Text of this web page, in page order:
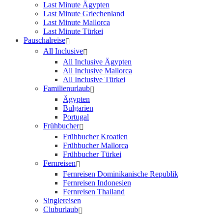
Last Minute Ägypten
Last Minute Griechenland
Last Minute Mallorca
Last Minute Türkei
Pauschalreise
All Inclusive
All Inclusive Ägypten
All Inclusive Mallorca
All Inclusive Türkei
Familienurlaub
Ägypten
Bulgarien
Portugal
Frühbucher
Frühbucher Kroatien
Frühbucher Mallorca
Frühbucher Türkei
Fernreisen
Fernreisen Dominikanische Republik
Fernreisen Indonesien
Fernreisen Thailand
Singlereisen
Cluburlaub